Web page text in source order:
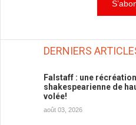
DERNIERS
Falstaff : une récréation
shakespearienne de
volée!
août 03, 2026